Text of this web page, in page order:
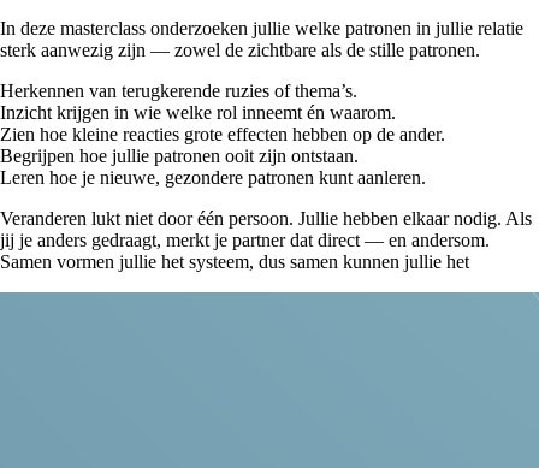
In deze masterclass onderzoeken jullie welke patronen in jullie relatie
sterk aanwezig zijn — zowel de zichtbare als de stille patronen.
Herkennen van terugkerende ruzies of thema’s.
Inzicht krijgen in wie welke rol inneemt én waarom.
Zien hoe kleine reacties grote effecten hebben op de ander.
Begrijpen hoe jullie patronen ooit zijn ontstaan.
Leren hoe je nieuwe, gezondere patronen kunt aanleren.
Veranderen lukt niet door één persoon. Jullie hebben elkaar nodig. Als
jij je anders gedraagt, merkt je partner dat direct — en andersom.
Samen vormen jullie het systeem, dus samen kunnen jullie het